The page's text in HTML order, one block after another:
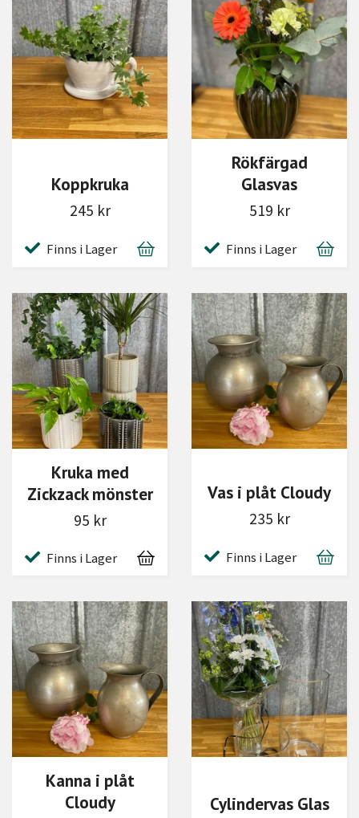
Koppkruka
245 kr
Finns i Lager
Rökfärgad
Glasvas
519 kr
Finns i Lager
Kruka med
Zickzack mönster
95 kr
Finns i Lager
Vas i plåt Cloudy
235 kr
Finns i Lager
Kanna i plåt
Cloudy
Cylindervas Glas